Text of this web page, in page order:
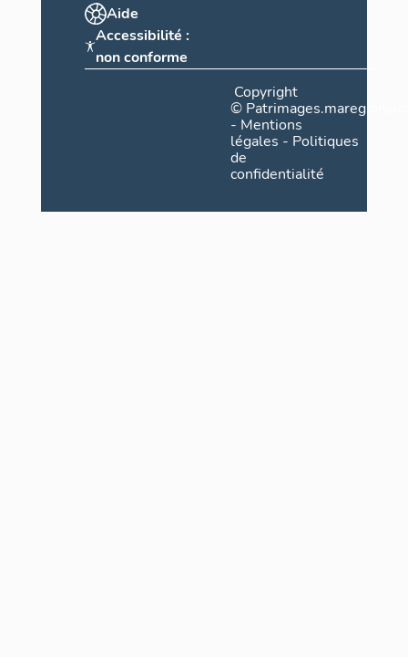
Aide
Accessibilité :
non conforme
Copyright
©
- Mentions
légales - Politiques
de
confidentialité